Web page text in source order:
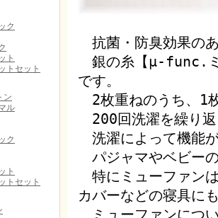
抗菌・防臭効果の
銀の糸【μ-func.ミ
です。
2枚重ねのうち、1
200回洗濯を繰り返
洗濯によって機能
パジャマやベビー
特にミューファン
カバーなどの寝具に
ミューファンにつ